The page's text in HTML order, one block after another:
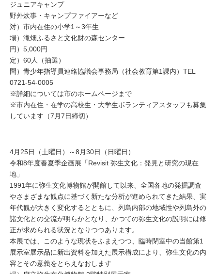
ジュニアキャンプ
野外炊事・キャンプファイアーなど
対）市内在住の小学1～3年生
場）滝畑ふるさと文化財の森センター
円）5,000円
定）60人（抽選）
問）青少年指導員連絡協議会事務局（社会教育第1課内）TEL
0721-54-0005
※詳細については市のホームページまで
※市内在住・在学の高校生・大学生ボランティアスタッフも募集
しています（7月7日締切）
4月25日（土曜日）～8月30日（日曜日）
令和8年度春夏季企画展「Revisit 弥生文化：発見と研究の現在
地」
1991年に弥生文化博物館が開館して以来、全国各地の発掘調査
やさまざまな観点に基づく新たな分析が進められてきた結果、実
年代観が大きく変化するとともに、列島内部の地域性や列島外の
諸文化との交流が明らかとなり、かつての弥生文化の説明には修
正が求められる状況となりつつあります。
本展では、このような現状をふまえつつ、臨時閉室中の当館第1
展示室展示品に新出資料を加えた展示構成により、弥生文化の内
容とその意義をとらえなおします